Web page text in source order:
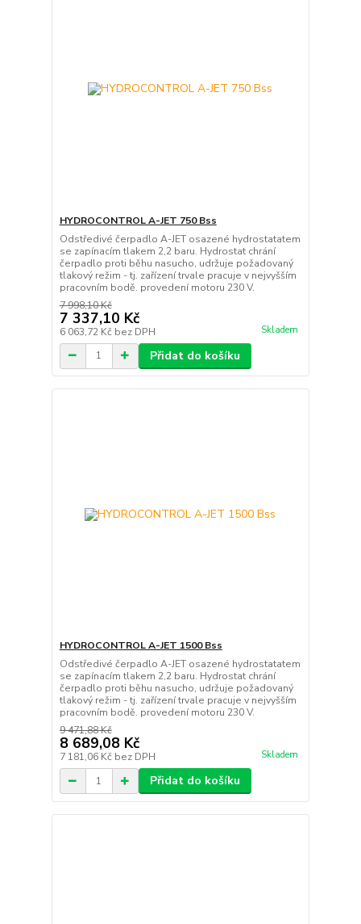
HYDROCONTROL A-JET 750 Bss
Odstředivé čerpadlo A-JET osazené hydrostatatem
se zapínacím tlakem 2,2 baru. Hydrostat chrání
čerpadlo proti běhu nasucho, udržuje požadovaný
tlakový režim - tj. zařízení trvale pracuje v nejvyšším
pracovním bodě. provedení motoru 230 V.
7 998,10 Kč
7 337,10 Kč
6 063,72 Kč bez DPH Skladem
Přidat do košíku
HYDROCONTROL A-JET 1500 Bss
Odstředivé čerpadlo A-JET osazené hydrostatatem
se zapínacím tlakem 2,2 baru. Hydrostat chrání
čerpadlo proti běhu nasucho, udržuje požadovaný
tlakový režim - tj. zařízení trvale pracuje v nejvyšším
pracovním bodě. provedení motoru 230 V.
9 471,88 Kč
8 689,08 Kč
7 181,06 Kč bez DPH Skladem
Přidat do košíku